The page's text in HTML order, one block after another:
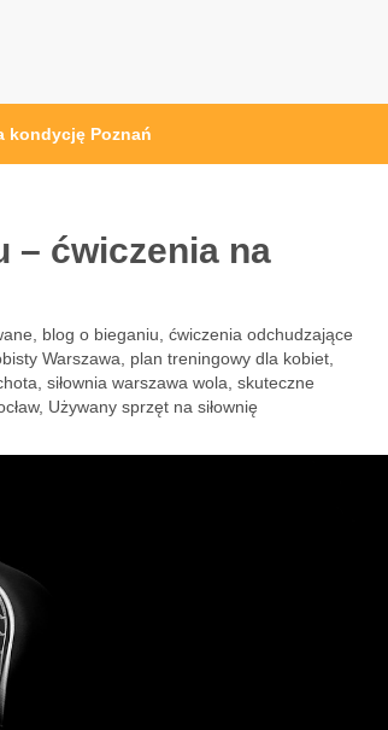
kondycję Poznań
– ćwiczenia na
blog o bieganiu ćwiczenia odchudzające
Warszawa plan treningowy dla kobiet
siłownia warszawa wola skuteczne
, Używany sprzęt na siłownię